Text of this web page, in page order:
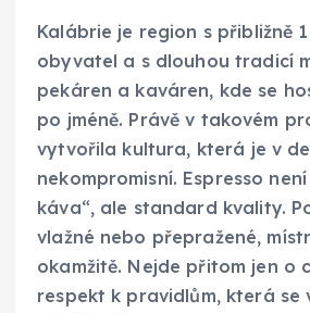
Kalábrie je region s přibližně
obyvatel a s dlouhou tradicí
pekáren a kaváren, kde se
po jméně. Právě v takovém
vytvořila kultura, která je v
nekompromisní. Espresso
káva“, ale standard kvality.
vlažné nebo přepražené,
okamžitě. Nejde přitom jen o
respekt k pravidlům, která se